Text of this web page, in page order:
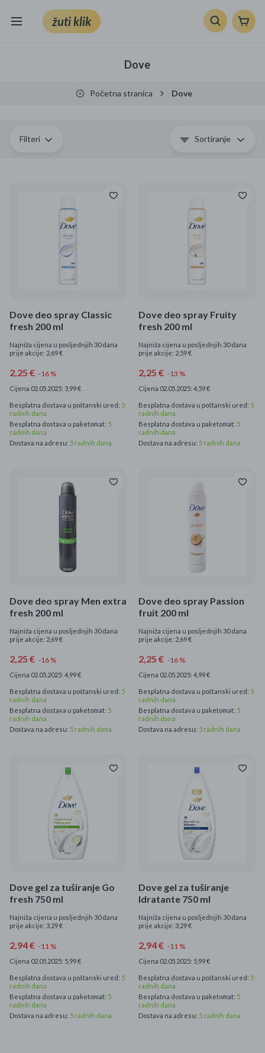
žuti klik
TV, audio i foto
Sport i slobodno vrijeme
Ljepota i zdravlje
Mame i bebe
Specijalne kategorije
Čišćenje zaliha
Kišobrani akcija
Najpopularniji proizvodi
Roba s greškom
Dove
Početna stranica Dove
Filteri Sortiranje
Dove deo spray Classic
fresh 200 ml
Najniža cijena u posljednjih 30 dana
prije akcije: 2,69 €
2,25 € -16 %
Cijena 02.05.2025: 3,99 €
Besplatna dostava u poštanski ured: 5
radnih dana
Besplatna dostava u paketomat: 5
radnih dana
Dostava na adresu: 5 radnih dana
Dove deo spray Fruity
fresh 200 ml
Najniža cijena u posljednjih 30 dana
prije akcije: 2,59 €
2,25 € -13 %
Cijena 02.05.2025: 4,59 €
Besplatna dostava u poštanski ured: 5
radnih dana
Besplatna dostava u paketomat: 5
radnih dana
Dostava na adresu: 5 radnih dana
Dove deo spray Men extra
fresh 200 ml
Najniža cijena u posljednjih 30 dana
prije akcije: 2,69 €
2,25 € -16 %
Cijena 02.05.2025: 4,99 €
Besplatna dostava u poštanski ured: 5
radnih dana
Besplatna dostava u paketomat: 5
radnih dana
Dostava na adresu: 5 radnih dana
Dove deo spray Passion
fruit 200 ml
Najniža cijena u posljednjih 30 dana
prije akcije: 2,69 €
2,25 € -16 %
Cijena 02.05.2025: 4,99 €
Besplatna dostava u poštanski ured: 5
radnih dana
Besplatna dostava u paketomat: 5
radnih dana
Dostava na adresu: 5 radnih dana
Dove gel za tuširanje Go
fresh 750 ml
Najniža cijena u posljednjih 30 dana
prije akcije: 3,29 €
2,94 € -11 %
Cijena 02.05.2025: 5,99 €
Besplatna dostava u poštanski ured: 5
radnih dana
Besplatna dostava u paketomat: 5
radnih dana
Dostava na adresu: 5 radnih dana
Dove gel za tuširanje
Idratante 750 ml
Najniža cijena u posljednjih 30 dana
prije akcije: 3,29 €
2,94 € -11 %
Cijena 02.05.2025: 5,99 €
Besplatna dostava u poštanski ured: 5
radnih dana
Besplatna dostava u paketomat: 5
radnih dana
Dostava na adresu: 5 radnih dana